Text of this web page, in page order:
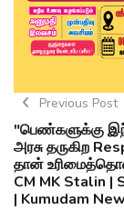
Previous Post
"பெண்களுக்கு
அரசு தருகிற
தான்
CM MK Stalin |
| Kumudam